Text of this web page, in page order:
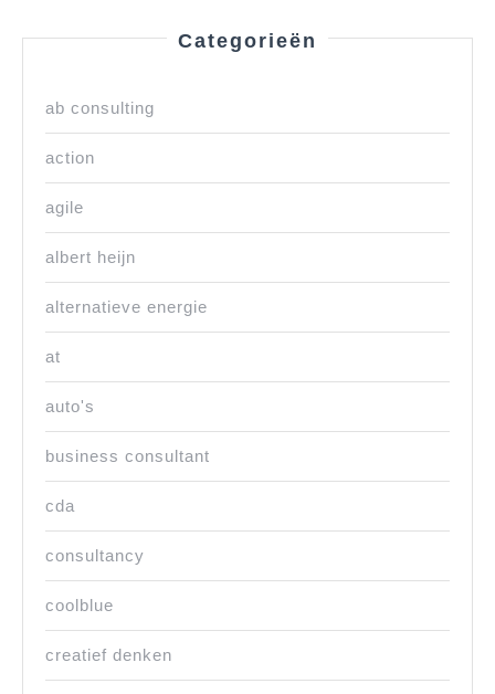
Categorieën
ab consulting
action
agile
albert heijn
alternatieve energie
at
auto's
business consultant
cda
consultancy
coolblue
creatief denken